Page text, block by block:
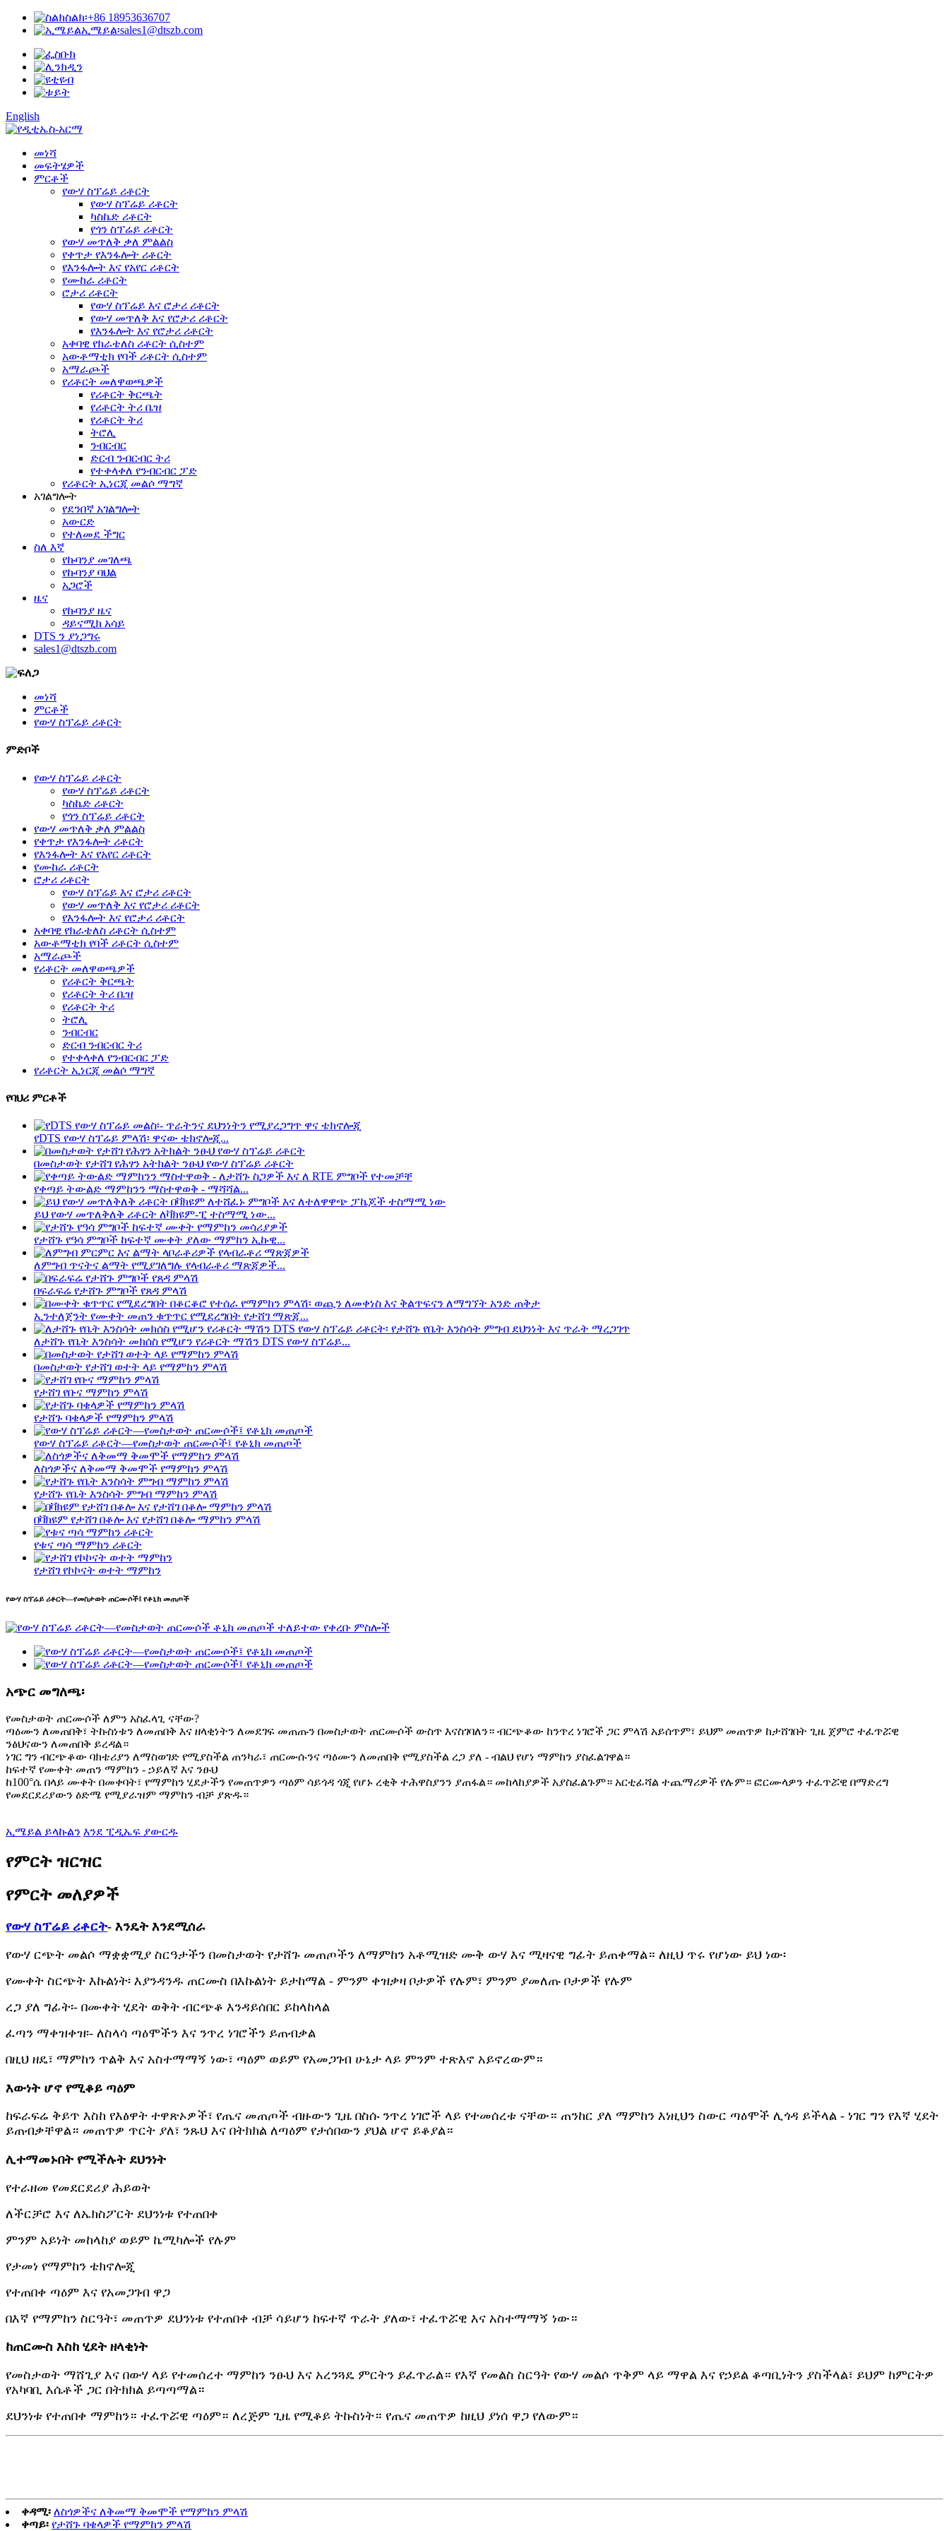
ስልክ፡+86 18953636707
ኢሜይል፡sales1@dtszb.com
English
መነሻ
መፍትሄዎች
ምርቶች
የውሃ ስፕሬይ ሪቶርት
የውሃ ስፕሬይ ሪቶርት
ካስኬድ ሪቶርት
የጎን ስፕሬይ ሪቶርት
የውሃ መጥለቅ ቃለ ምልልስ
የቀጥታ የእንፋሎት ሪቶርት
የእንፋሎት እና የአየር ሪቶርት
የሙከራ ሪቶርት
ሮታሪ ሪቶርት
የውሃ ስፕሬይ እና ሮታሪ ሪቶርት
የውሃ መጥለቅ እና የሮታሪ ሪቶርት
የእንፋሎት እና የሮታሪ ሪቶርት
አቀባዊ የክራቴለስ ሪቶርት ሲስተም
አውቶማቲክ የባች ሪቶርት ሲስተም
አማራጮች
የሪቶርት መለዋወጫዎች
የሪቶርት ቅርጫት
የሪቶርት ትሪ ቤዝ
የሪቶርት ትሪ
ትሮሊ
ንብርብር
ድርብ ንብርብር ትሪ
የተቀላቀለ የንብርብር ፓድ
የሪቶርት ኢነርጂ መልሶ ማግኛ
አገልግሎት
የደንበኛ አገልግሎት
አውርድ
የተለመደ ችግር
ስለ እኛ
የኩባንያ መገለጫ
የኩባንያ ባህል
አጋሮች
ዜና
የኩባንያ ዜና
ዳይናሚክ አሳይ
DTS ን ያነጋግሩ
sales1@dtszb.com
መነሻ
ምርቶች
የውሃ ስፕሬይ ሪቶርት
ምድቦች
የውሃ ስፕሬይ ሪቶርት
የውሃ ስፕሬይ ሪቶርት
ካስኬድ ሪቶርት
የጎን ስፕሬይ ሪቶርት
የውሃ መጥለቅ ቃለ ምልልስ
የቀጥታ የእንፋሎት ሪቶርት
የእንፋሎት እና የአየር ሪቶርት
የሙከራ ሪቶርት
ሮታሪ ሪቶርት
የውሃ ስፕሬይ እና ሮታሪ ሪቶርት
የውሃ መጥለቅ እና የሮታሪ ሪቶርት
የእንፋሎት እና የሮታሪ ሪቶርት
አቀባዊ የክራቴለስ ሪቶርት ሲስተም
አውቶማቲክ የባች ሪቶርት ሲስተም
አማራጮች
የሪቶርት መለዋወጫዎች
የሪቶርት ቅርጫት
የሪቶርት ትሪ ቤዝ
የሪቶርት ትሪ
ትሮሊ
ንብርብር
ድርብ ንብርብር ትሪ
የተቀላቀለ የንብርብር ፓድ
የሪቶርት ኢነርጂ መልሶ ማግኛ
የባህሪ ምርቶች
የDTS የውሃ ስፕሬይ ምላሽ፡ ዋናው ቴክኖሎጂ...
በመስታወት የታሸገ የሕፃን አትክልት ንፁህ የውሃ ስፕሬይ ሪቶርት
የቀጣይ ትውልድ ማምከንን ማስተዋወቅ - ማሻሻል...
ይህ የውሃ መጥለቅለቅ ሪቶርት ለቫክዩም-ፒ ተስማሚ ነው...
የታሸጉ የዓሳ ምግቦች ከፍተኛ ሙቀት ያለው ማምከን ኢኩዊ...
ለምግብ ጥናትና ልማት የሚያገለግሉ የላብራቶሪ ማጽጃዎች...
በፍራፍሬ የታሸጉ ምግቦች የጸዳ ምላሽ
ኢንተለጀንት የሙቀት መጠን ቁጥጥር የሚደረግበት የታሸገ ማጽጃ...
ለታሸጉ የቤት እንስሳት መክሰስ የሚሆን የሪቶርት ማሽን DTS የውሃ ስፕሬይ...
በመስታወት የታሸገ ወተት ላይ የማምከን ምላሽ
የታሸገ የቡና ማምከን ምላሽ
የታሸጉ ባቄላዎች የማምከን ምላሽ
የውሃ ስፕሬይ ሪቶርት—የመስታወት ጠርሙሶች፤ የቶኒክ መጠጦች
ለስጎዎችና ለቅመማ ቅመሞች የማምከን ምላሽ
የታሸጉ የቤት እንስሳት ምግብ ማምከን ምላሽ
በቫክዩም የታሸገ በቆሎ እና የታሸገ በቆሎ ማምከን ምላሽ
የቱና ጣሳ ማምከን ሪቶርት
የታሸገ የኮኮናት ወተት ማምከን
የውሃ ስፕሬይ ሪቶርት—የመስታወት ጠርሙሶች፤ የቶኒክ መጠጦች
አጭር መግለጫ፡
የመስታወት ጠርሙሶች ለምን አስፈላጊ ናቸው?
ጣዕሙን ለመጠበቅ፣ ትኩስነቱን ለመጠበቅ እና ዘላቂነትን ለመደገፍ መጠጡን በመስታወት ጠርሙሶች ውስጥ እናስገባለን። ብርጭቆው ከንጥረ ነገሮች ጋር ምላሽ አይሰጥም፣ ይህም መጠጥዎ ከታሸገበት ጊዜ ጀምሮ ተፈጥሯዊ
ንፅህናውን ለመጠበቅ ይረዳል።
ነገር ግን ብርጭቆው ባክቴሪያን ለማስወገድ የሚያስችል ጠንካራ፣ ጠርሙሱንና ጣዕሙን ለመጠበቅ የሚያስችል ረጋ ያለ - ብልህ የሆነ ማምከን ያስፈልገዋል።
ከፍተኛ የሙቀት መጠን ማምከን - ኃይለኛ እና ንፁህ
ከ100°ሴ በላይ ሙቀት በመቀባት፣ የማምከን ሂደታችን የመጠጥዎን ጣዕም ሳይጎዳ ጎጂ የሆኑ ረቂቅ ተሕዋስያንን ያጠፋል። መከላከያዎች አያስፈልጉም። አርቲፊሻል ተጨማሪዎች የሉም። ፎርሙላዎን ተፈጥሯዊ በማድረግ
የመደርደሪያውን ዕድሜ የሚያራዝም ማምከን ብቻ ያጽዱ።
ኢሜይል ይላኩልን እንደ ፒዲኤፍ ያውርዱ
የምርት ዝርዝር
የምርት መለያዎች
የውሃ ስፕሬይ ሪቶርት- እንዴት እንደሚሰራ
የውሃ ርጭት መልሶ ማቋቋሚያ ስርዓታችን በመስታወት የታሸጉ መጠጦችን ለማምከን አቶሚዝድ ሙቅ ውሃ እና ሚዛናዊ ግፊት ይጠቀማል። ለዚህ ጥሩ የሆነው ይህ ነው፡
የሙቀት ስርጭት እኩልነት፡ እያንዳንዱ ጠርሙስ በእኩልነት ይታከማል - ምንም ቀዝቃዛ ቦታዎች የሉም፣ ምንም ያመለጡ ቦታዎች የሉም
ረጋ ያለ ግፊት፡- በሙቀት ሂደት ወቅት ብርጭቆ እንዳይሰበር ይከላከላል
ፈጣን ማቀዝቀዝ፡- ለስላሳ ጣዕሞችን እና ንጥረ ነገሮችን ይጠብቃል
በዚህ ዘዴ፣ ማምከን ጥልቅ እና አስተማማኝ ነው፣ ጣዕም ወይም የአመጋገብ ሁኔታ ላይ ምንም ተጽእኖ አይኖረውም።
እውነት ሆኖ የሚቆይ ጣዕም
ከፍራፍሬ ቅይጥ እስከ የእፅዋት ተዋጽኦዎች፣ የጤና መጠጦች ብዙውን ጊዜ በስሱ ንጥረ ነገሮች ላይ የተመሰረቱ ናቸው። ጠንከር ያለ ማምከን እነዚህን ስውር ጣዕሞች ሊጎዳ ይችላል - ነገር ግን የእኛ ሂደት
ይጠብቃቸዋል። መጠጥዎ ጥርት ያለ፣ ንጹህ እና በትክክል ለጣዕም የታሰበውን ያህል ሆኖ ይቆያል።
ሊተማመኑበት የሚችሉት ደህንነት
የተራዘመ የመደርደሪያ ሕይወት
ለችርቻሮ እና ለኤክስፖርት ደህንነቱ የተጠበቀ
ምንም አይነት መከላከያ ወይም ኬሚካሎች የሉም
የታመነ የማምከን ቴክኖሎጂ
የተጠበቀ ጣዕም እና የአመጋገብ ዋጋ
በእኛ የማምከን ስርዓት፣ መጠጥዎ ደህንነቱ የተጠበቀ ብቻ ሳይሆን ከፍተኛ ጥራት ያለው፣ ተፈጥሯዊ እና አስተማማኝ ነው።
ከጠርሙስ እስከ ሂደት ዘላቂነት
የመስታወት ማሸጊያ እና በውሃ ላይ የተመሰረተ ማምከን ንፁህ እና አረንጓዴ ምርትን ይፈጥራል። የእኛ የመልስ ስርዓት የውሃ መልሶ ጥቅም ላይ ማዋል እና የኃይል ቆጣቢነትን ያስችላል፣ ይህም ከምርትዎ
የአካባቢ እሴቶች ጋር በትክክል ይጣጣማል።
ደህንነቱ የተጠበቀ ማምከን። ተፈጥሯዊ ጣዕም። ለረጅም ጊዜ የሚቆይ ትኩስነት። የጤና መጠጥዎ ከዚህ ያነሰ ዋጋ የለውም።
ቀዳሚ፡ ለስጎዎችና ለቅመማ ቅመሞች የማምከን ምላሽ
ቀጣይ፡ የታሸጉ ባቄላዎች የማምከን ምላሽ